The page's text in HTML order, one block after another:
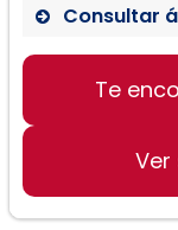
Consultar
Derecho
Te
Ver